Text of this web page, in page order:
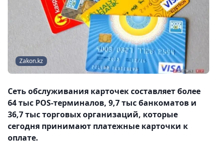
Zakon.kz
Cеть обслуживания карточек составляет более
64 тыс POS-терминалов, 9,7 тыс банкоматов и
36,7 тыс торговых организаций, которые
сегодня принимают платежные карточки к
оплате.